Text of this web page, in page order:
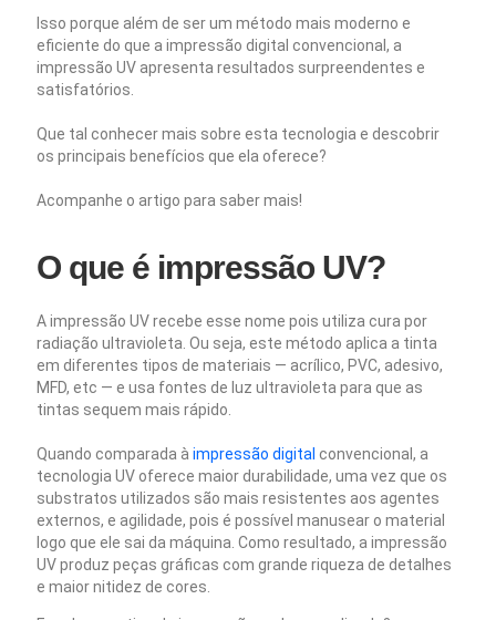
Isso porque além de ser um método mais moderno e
eficiente do que a impressão digital convencional, a
impressão UV apresenta resultados surpreendentes e
satisfatórios.
Que tal conhecer mais sobre esta tecnologia e descobrir
os principais benefícios que ela oferece?
Acompanhe o artigo para saber mais!
O que é impressão UV?
A impressão UV recebe esse nome pois utiliza cura por
radiação ultravioleta. Ou seja, este método aplica a tinta
em diferentes tipos de materiais — acrílico, PVC, adesivo,
MFD, etc — e usa fontes de luz ultravioleta para que as
tintas sequem mais rápido.
Quando comparada à impressão digital convencional, a
tecnologia UV oferece maior durabilidade, uma vez que os
substratos utilizados são mais resistentes aos agentes
externos, e agilidade, pois é possível manusear o material
logo que ele sai da máquina. Como resultado, a impressão
UV produz peças gráficas com grande riqueza de detalhes
e maior nitidez de cores.